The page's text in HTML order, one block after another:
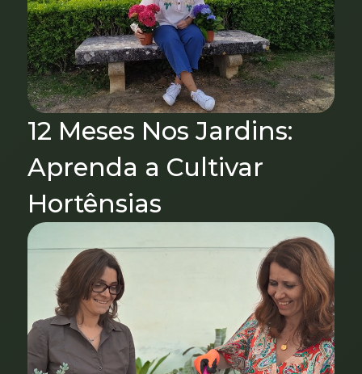
12 Meses Nos Jardins:
Aprenda a Cultivar
Hortênsias